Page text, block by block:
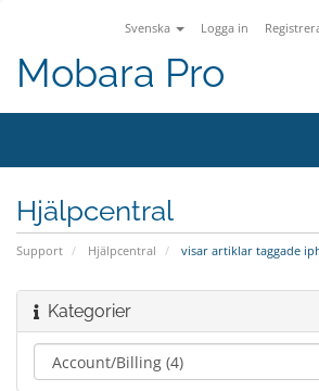
Svenska Logga in
Mobara Pro
Hjälpcentral
Support Hjälpcentral visar artiklar taggade
Kategorier